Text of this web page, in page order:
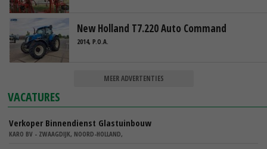
New Holland T7.220 Auto Command
2014, P.O.A.
MEER ADVERTENTIES
VACATURES
Verkoper Binnendienst Glastuinbouw
KARO BV - ZWAAGDIJK, NOORD-HOLLAND,